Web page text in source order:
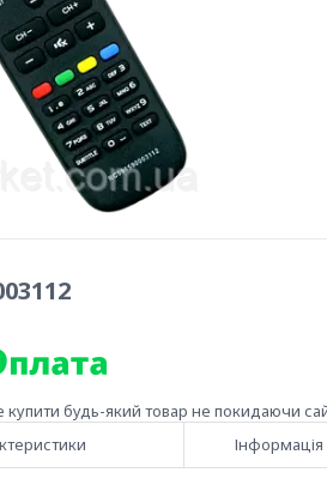
купити будь-який товар не покидаючи